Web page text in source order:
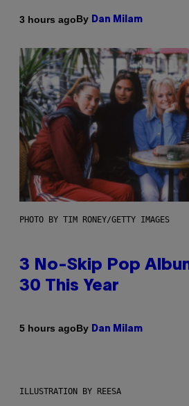
3 hours agoBy Dan Milam
PHOTO BY TIM RONEY/GETTY IMAGES
3 No-Skip Pop
30 This Year
5 hours agoBy Dan Milam
ILLUSTRATION BY REESA